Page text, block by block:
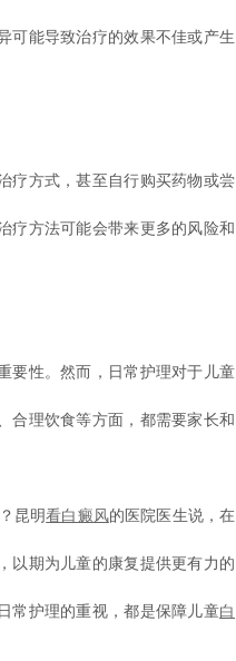
可能导致治疗的效果不佳或产生
方式，甚至自行购买药物或尝
疗方法可能会带来更多的风险和
性。然而，日常护理对于儿童
合理饮食等方面，都需要家长和
昆明看白癜风的医院医生说，在
以期为儿童的康复提供更有力的
常护理的重视，都是保障儿童白